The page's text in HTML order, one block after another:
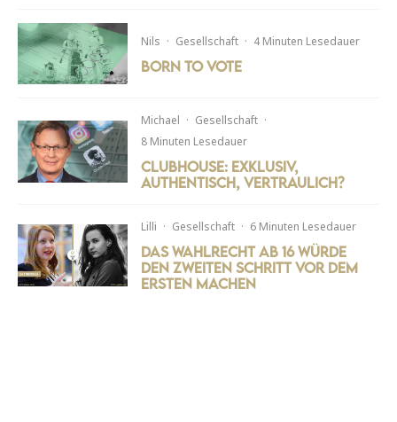
Nils · Gesellschaft · 4 Minuten Lesedauer
Born to Vote
Michael · Gesellschaft ·
8 Minuten Lesedauer
Clubhouse: Exklusiv,
authentisch, vertraulich?
Lilli · Gesellschaft · 6 Minuten Lesedauer
Das Wahlrecht ab 16 würde
den zweiten Schritt vor dem
ersten machen